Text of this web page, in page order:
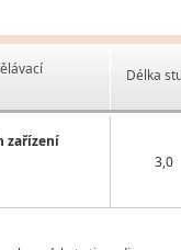
zařízení
Délka
3,0